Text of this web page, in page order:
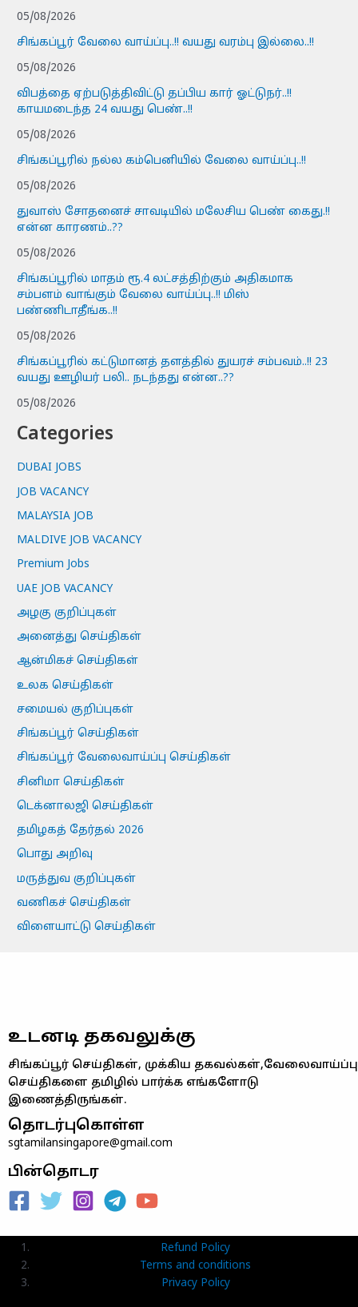
05/08/2026
சிங்கப்பூர் வேலை வாய்ப்பு..!! வயது வரம்பு இல்லை..!!
05/08/2026
விபத்தை ஏற்படுத்திவிட்டு தப்பிய கார் ஓட்டுநர்..!!
காயமடைந்த 24 வயது பெண்..!!
05/08/2026
சிங்கப்பூரில் நல்ல கம்பெனியில் வேலை வாய்ப்பு..!!
05/08/2026
துவாஸ் சோதனைச் சாவடியில் மலேசிய பெண் கைது.!!
என்ன காரணம்..??
05/08/2026
சிங்கப்பூரில் மாதம் ரூ.4 லட்சத்திற்கும் அதிகமாக
சம்பளம் வாங்கும் வேலை வாய்ப்பு..!! மிஸ்
பண்ணிடாதீங்க..!!
05/08/2026
சிங்கப்பூரில் கட்டுமானத் தளத்தில் துயரச் சம்பவம்..!! 23
வயது ஊழியர் பலி.. நடந்தது என்ன..??
05/08/2026
Categories
DUBAI JOBS
JOB VACANCY
MALAYSIA JOB
MALDIVE JOB VACANCY
Premium Jobs
UAE JOB VACANCY
அழகு குறிப்புகள்
அனைத்து செய்திகள்
ஆன்மிகச் செய்திகள்
உலக செய்திகள்
சமையல் குறிப்புகள்
சிங்கப்பூர் செய்திகள்
சிங்கப்பூர் வேலைவாய்ப்பு செய்திகள்
சினிமா செய்திகள்
டெக்னாலஜி செய்திகள்
தமிழகத் தேர்தல் 2026
பொது அறிவு
மருத்துவ குறிப்புகள்
வணிகச் செய்திகள்
விளையாட்டு செய்திகள்
உடனடி தகவலுக்கு
சிங்கப்பூர் செய்திகள், முக்கிய தகவல்கள்,வேலைவாய்ப்பு
செய்திகளை தமிழில் பார்க்க எங்களோடு
இணைத்திருங்கள்.
தொடர்புகொள்ள
sgtamilansingapore@gmail.com
பின்தொடர
Refund Policy
Terms and conditions
Privacy Policy